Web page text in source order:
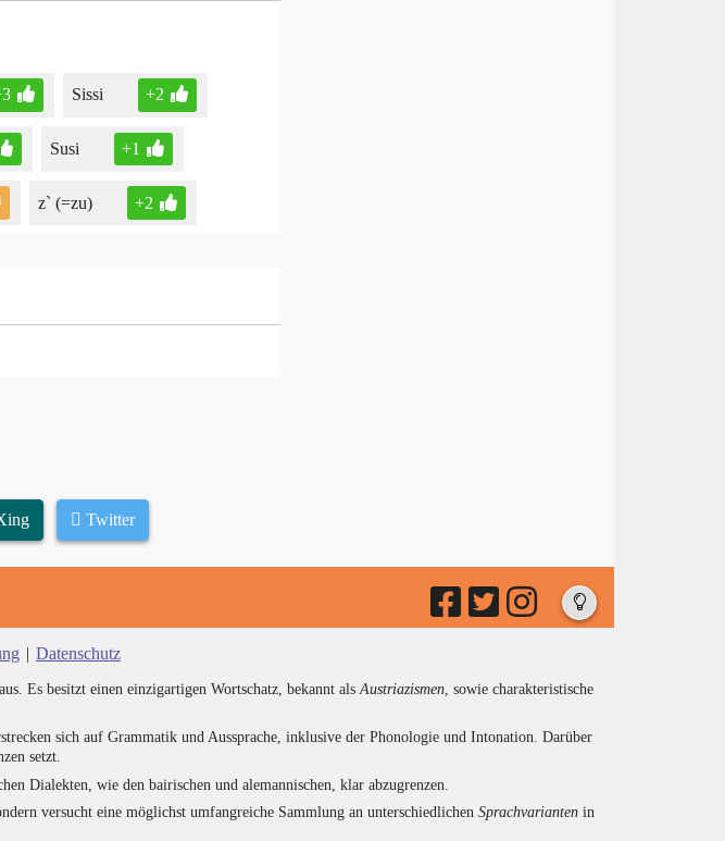
Sissi +2
Susi +1
z` (=zu) +2
Twitter
| Datenschutz
Es besitzt einen einzigartigen Wortschatz, bekannt alsAustriazismen, sowie charakteristische
sich auf Grammatik und Aussprache, inklusive der Phonologie und Intonation. Darüber
setzt.
Dialekten, wie den bairischen und alemannischen, klar abzugrenzen.
versucht eine möglichst umfangreiche Sammlung an unterschiedlichen Sprachvarianten in